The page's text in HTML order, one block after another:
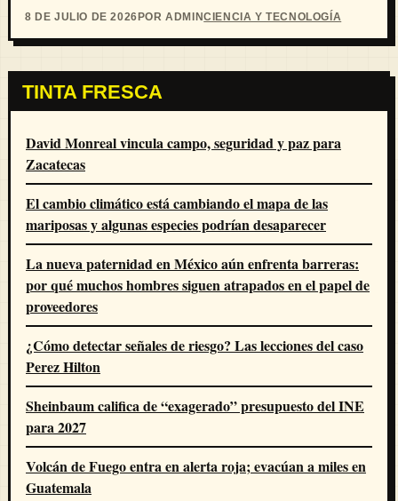
8 DE JULIO DE 2026 POR ADMINCIENCIA Y TECNOLOGÍA
TINTA FRESCA
David Monreal vincula campo, seguridad y paz para
Zacatecas
El cambio climático está cambiando el mapa de las
mariposas y algunas especies podrían desaparecer
La nueva paternidad en México aún enfrenta barreras:
por qué muchos hombres siguen atrapados en el papel de
proveedores
¿Cómo detectar señales de riesgo? Las lecciones del caso
Perez Hilton
Sheinbaum califica de “exagerado” presupuesto del INE
para 2027
Volcán de Fuego entra en alerta roja; evacúan a miles en
Guatemala